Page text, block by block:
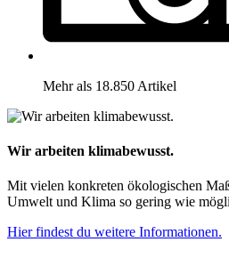
Mehr als 18.850 Artikel
Wir arbeiten klimabewusst.
Mit vielen konkreten ökologischen
Umwelt und Klima so gering wie
Hier findest du weitere Informationen.